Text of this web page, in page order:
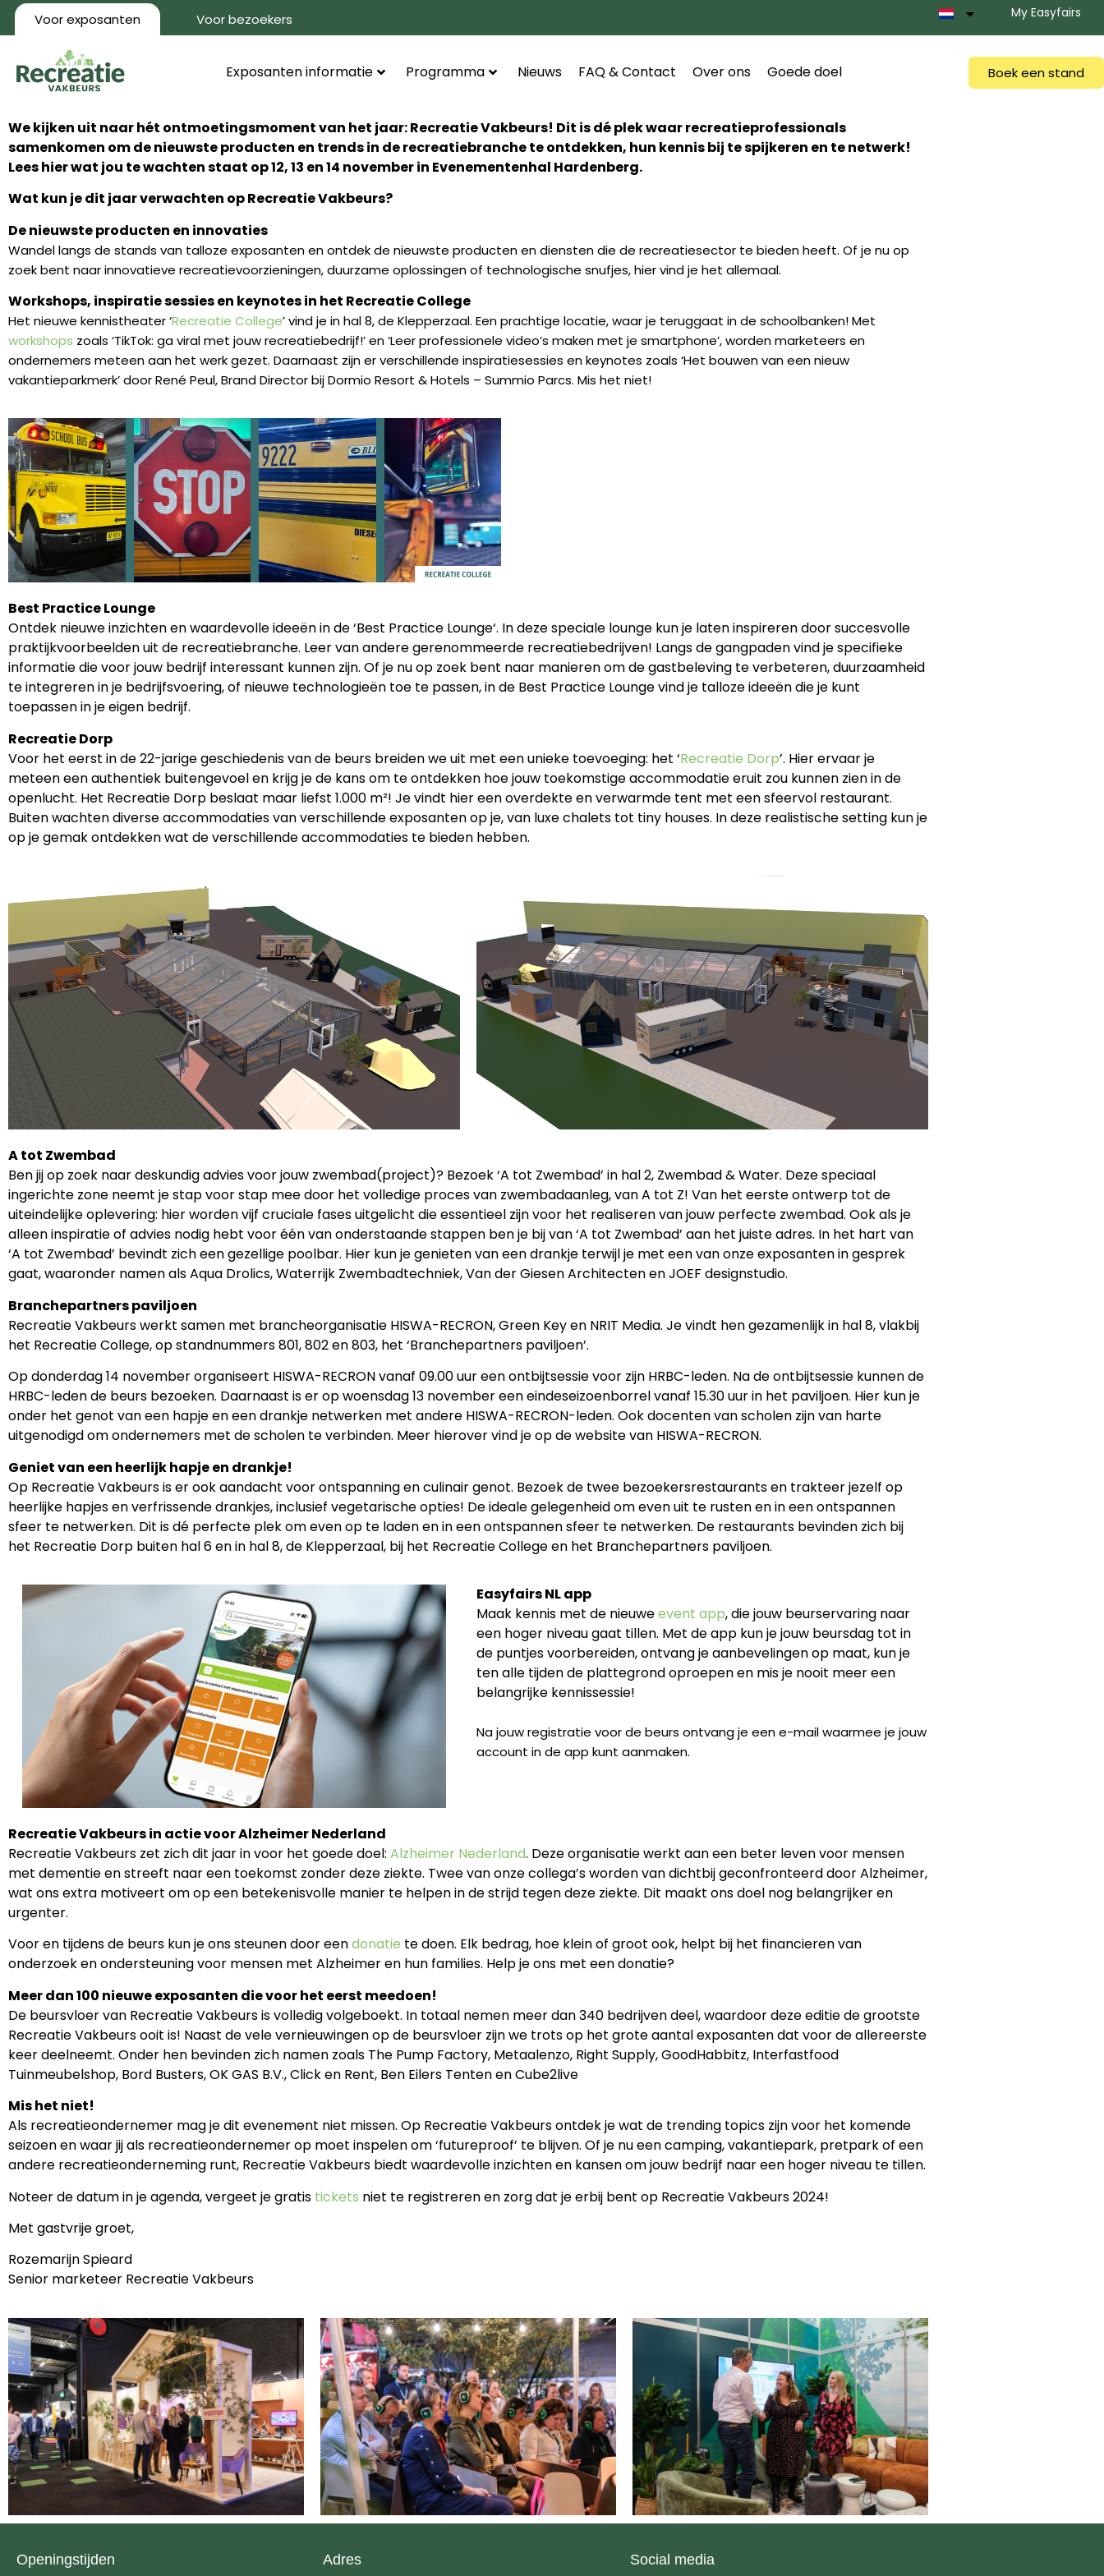
Voor exposanten Voor bezoekers My Easyfairs
Exposanten informatie Programma Nieuws FAQ & Contact Over ons Goede doel Boek een stand
We kijken uit naar hét ontmoetingsmoment van het jaar: Recreatie Vakbeurs! Dit is dé plek waar recreatieprofessionals
samenkomen om de nieuwste producten en trends in de recreatiebranche te ontdekken, hun kennis bij te spijkeren en te netwerk!
Lees hier wat jou te wachten staat op 12, 13 en 14 november in Evenementenhal Hardenberg.
Wat kun je dit jaar verwachten op Recreatie Vakbeurs?
De nieuwste producten en innovaties
Wandel langs de stands van talloze exposanten en ontdek de nieuwste producten en diensten die de recreatiesector te bieden heeft. Of je nu op
zoek bent naar innovatieve recreatievoorzieningen, duurzame oplossingen of technologische snufjes, hier vind je het allemaal.
Workshops, inspiratie sessies en keynotes in het Recreatie College
Het nieuwe kennistheater ‘Recreatie College’ vind je in hal 8, de Klepperzaal. Een prachtige locatie, waar je teruggaat in de schoolbanken! Met
workshops zoals ‘TikTok: ga viral met jouw recreatiebedrijf!’ en ‘Leer professionele video’s maken met je smartphone’, worden marketeers en
ondernemers meteen aan het werk gezet. Daarnaast zijn er verschillende inspiratiesessies en keynotes zoals ‘Het bouwen van een nieuw
vakantieparkmerk’ door René Peul, Brand Director bij Dormio Resort & Hotels – Summio Parcs. Mis het niet!
Best Practice Lounge
Ontdek nieuwe inzichten en waardevolle ideeën in de ‘Best Practice Lounge‘. In deze speciale lounge kun je laten inspireren door succesvolle
praktijkvoorbeelden uit de recreatiebranche. Leer van andere gerenommeerde recreatiebedrijven! Langs de gangpaden vind je specifieke
informatie die voor jouw bedrijf interessant kunnen zijn. Of je nu op zoek bent naar manieren om de gastbeleving te verbeteren, duurzaamheid
te integreren in je bedrijfsvoering, of nieuwe technologieën toe te passen, in de Best Practice Lounge vind je talloze ideeën die je kunt
toepassen in je eigen bedrijf.
Recreatie Dorp
Voor het eerst in de 22-jarige geschiedenis van de beurs breiden we uit met een unieke toevoeging: het ‘Recreatie Dorp’. Hier ervaar je
meteen een authentiek buitengevoel en krijg je de kans om te ontdekken hoe jouw toekomstige accommodatie eruit zou kunnen zien in de
openlucht. Het Recreatie Dorp beslaat maar liefst 1.000 m²! Je vindt hier een overdekte en verwarmde tent met een sfeervol restaurant.
Buiten wachten diverse accommodaties van verschillende exposanten op je, van luxe chalets tot tiny houses. In deze realistische setting kun je
op je gemak ontdekken wat de verschillende accommodaties te bieden hebben.
A tot Zwembad
Ben jij op zoek naar deskundig advies voor jouw zwembad(project)? Bezoek ‘A tot Zwembad’ in hal 2, Zwembad & Water. Deze speciaal
ingerichte zone neemt je stap voor stap mee door het volledige proces van zwembadaanleg, van A tot Z! Van het eerste ontwerp tot de
uiteindelijke oplevering: hier worden vijf cruciale fases uitgelicht die essentieel zijn voor het realiseren van jouw perfecte zwembad. Ook als je
alleen inspiratie of advies nodig hebt voor één van onderstaande stappen ben je bij van ‘A tot Zwembad’ aan het juiste adres. In het hart van
‘A tot Zwembad’ bevindt zich een gezellige poolbar. Hier kun je genieten van een drankje terwijl je met een van onze exposanten in gesprek
gaat, waaronder namen als Aqua Drolics, Waterrijk Zwembadtechniek, Van der Giesen Architecten en JOEF designstudio.
Branchepartners paviljoen
Recreatie Vakbeurs werkt samen met brancheorganisatie HISWA-RECRON, Green Key en NRIT Media. Je vindt hen gezamenlijk in hal 8, vlakbij
het Recreatie College, op standnummers 801, 802 en 803, het ‘Branchepartners paviljoen’.
Op donderdag 14 november organiseert HISWA-RECRON vanaf 09.00 uur een ontbijtsessie voor zijn HRBC-leden. Na de ontbijtsessie kunnen de
HRBC-leden de beurs bezoeken. Daarnaast is er op woensdag 13 november een eindeseizoenborrel vanaf 15.30 uur in het paviljoen. Hier kun je
onder het genot van een hapje en een drankje netwerken met andere HISWA-RECRON-leden. Ook docenten van scholen zijn van harte
uitgenodigd om ondernemers met de scholen te verbinden. Meer hierover vind je op de website van HISWA-RECRON.
Geniet van een heerlijk hapje en drankje!
Op Recreatie Vakbeurs is er ook aandacht voor ontspanning en culinair genot. Bezoek de twee bezoekersrestaurants en trakteer jezelf op
heerlijke hapjes en verfrissende drankjes, inclusief vegetarische opties! De ideale gelegenheid om even uit te rusten en in een ontspannen
sfeer te netwerken. Dit is dé perfecte plek om even op te laden en in een ontspannen sfeer te netwerken. De restaurants bevinden zich bij
het Recreatie Dorp buiten hal 6 en in hal 8, de Klepperzaal, bij het Recreatie College en het Branchepartners paviljoen.
Easyfairs NL app
Maak kennis met de nieuweevent app, die jouw beurservaring naar
een hoger niveau gaat tillen. Met de app kun je jouw beursdag tot in
de puntjes voorbereiden, ontvang je aanbevelingen op maat, kun je
ten alle tijden de plattegrond oproepen en mis je nooit meer een
belangrijke kennissessie!
Na jouw registratie voor de beurs ontvang je een e-mail waarmee je jouw
account in de app kunt aanmaken.
Recreatie Vakbeurs in actie voor Alzheimer Nederland
Recreatie Vakbeurs zet zich dit jaar in voor het goede doel: Alzheimer Nederland. Deze organisatie werkt aan een beter leven voor mensen
met dementie en streeft naar een toekomst zonder deze ziekte. Twee van onze collega’s worden van dichtbij geconfronteerd door Alzheimer,
wat ons extra motiveert om op een betekenisvolle manier te helpen in de strijd tegen deze ziekte. Dit maakt ons doel nog belangrijker en
urgenter.
Voor en tijdens de beurs kun je ons steunen door eendonatie te doen. Elk bedrag, hoe klein of groot ook, helpt bij het financieren van
onderzoek en ondersteuning voor mensen met Alzheimer en hun families. Help je ons met een donatie?
Meer dan 100 nieuwe exposanten die voor het eerst meedoen!
De beursvloer van Recreatie Vakbeurs is volledig volgeboekt. In totaal nemen meer dan 340 bedrijven deel, waardoor deze editie de grootste
Recreatie Vakbeurs ooit is! Naast de vele vernieuwingen op de beursvloer zijn we trots op het grote aantal exposanten dat voor de allereerste
keer deelneemt. Onder hen bevinden zich namen zoals The Pump Factory, Metaalenzo, Right Supply, GoodHabbitz, Interfastfood
Tuinmeubelshop, Bord Busters, OK GAS B.V., Click en Rent, Ben Eilers Tenten en Cube2live
Mis het niet!
Als recreatieondernemer mag je dit evenement niet missen. Op Recreatie Vakbeurs ontdek je wat de trending topics zijn voor het komende
seizoen en waar jij als recreatieondernemer op moet inspelen om ‘futureproof’ te blijven. Of je nu een camping, vakantiepark, pretpark of een
andere recreatieonderneming runt, Recreatie Vakbeurs biedt waardevolle inzichten en kansen om jouw bedrijf naar een hoger niveau te tillen.
Noteer de datum in je agenda, vergeet je gratis tickets niet te registreren en zorg dat je erbij bent op Recreatie Vakbeurs 2024!
Met gastvrije groet,
Rozemarijn Spieard
Senior marketeer Recreatie Vakbeurs
Openingstijden Adres Social media